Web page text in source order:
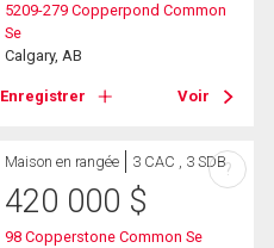
5209-279 Copperpond Common
Se
Calgary, AB
Enregistrer Voir
Maison en rangée 3 CAC , 3 SDB
420 000 $
98 Copperstone Common Se
?